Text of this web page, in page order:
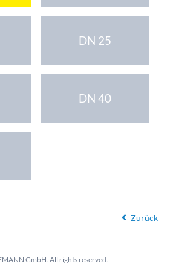
DN 25
DN 40
Zurück
GmbH. All rights reserved.